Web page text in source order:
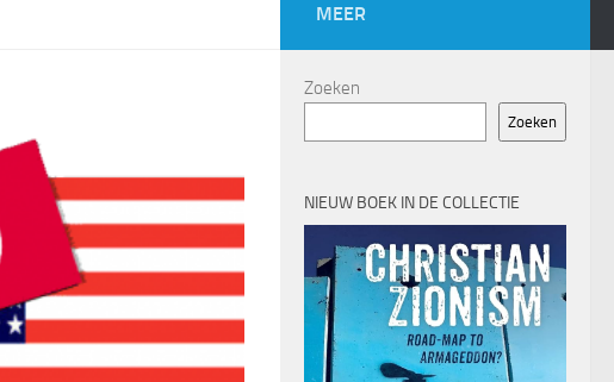
MEER
Zoeken
Zoeken
NIEUW BOEK IN DE COLLECTIE